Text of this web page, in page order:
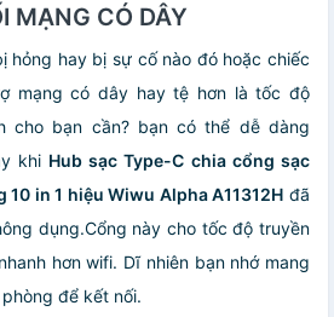
MẠNG CÓ DÂY
hỏng hay bị sự cố nào đó hoặc chiếc
mạng có dây hay tệ hơn là tốc độ
cho bạn cần? bạn có thể dễ dàng
khi Hub sạc Type-C chia cổng sạc
in 1 hiệu Wiwu Alpha A11312H đã
dụng.Cổng này cho tốc độ truyền
hơn wifi. Dĩ nhiên bạn nhớ mang
để kết nối.